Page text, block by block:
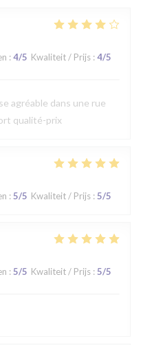
: 4/5 Kwaliteit / Prijs : 4/5
agréable dans une rue
qualité-prix
: 5/5 Kwaliteit / Prijs : 5/5
: 5/5 Kwaliteit / Prijs : 5/5